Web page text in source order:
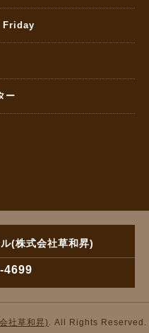
Friday
ー
(株式会社草和昇)
4699
社草和昇) . All Rights Reserved.